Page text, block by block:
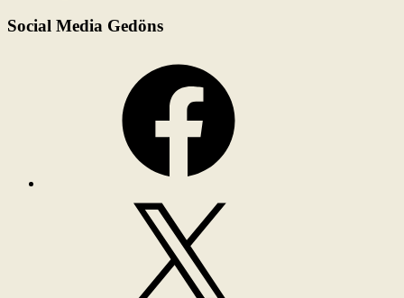
Social Media Gedöns